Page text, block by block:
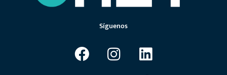
Síguenos